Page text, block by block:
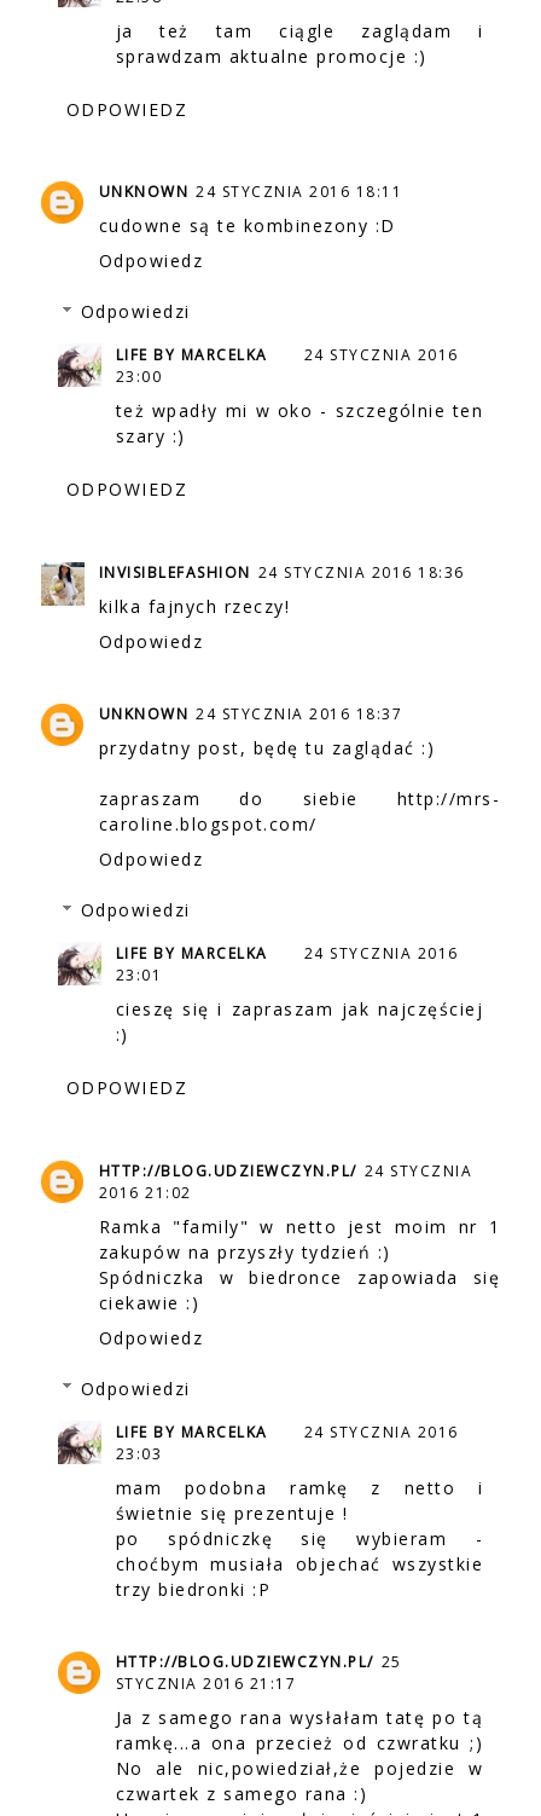
ja też tam ciągle zaglądam i
sprawdzam aktualne promocje :)
ODPOWIEDZ
UNKNOWN 24 STYCZNIA 2016 18:11
cudowne są te kombinezony :D
Odpowiedz
Odpowiedzi
LIFE BY MARCELKA
24 STYCZNIA 2016
23:00
też wpadły mi w oko - szczególnie ten
szary :)
ODPOWIEDZ
INVISIBLEFASHION 24 STYCZNIA 2016 18:36
kilka fajnych rzeczy!
Odpowiedz
UNKNOWN 24 STYCZNIA 2016 18:37
przydatny post, będę tu zaglądać :)
zapraszam do siebie http://mrs-
caroline.blogspot.com/
Odpowiedz
Odpowiedzi
LIFE BY MARCELKA
24 STYCZNIA 2016
23:01
cieszę się i zapraszam jak najczęściej
:)
ODPOWIEDZ
HTTP://BLOG.UDZIEWCZYN.PL/ 24 STYCZNIA
2016 21:02
Ramka "family" w netto jest moim nr 1
zakupów na przyszły tydzień :)
Spódniczka w biedronce zapowiada się
ciekawie :)
Odpowiedz
Odpowiedzi
LIFE BY MARCELKA
24 STYCZNIA 2016
23:03
mam podobna ramkę z netto i
świetnie się prezentuje !
po spódniczkę się wybieram -
choćbym musiała objechać wszystkie
trzy biedronki :P
HTTP://BLOG.UDZIEWCZYN.PL/ 25
STYCZNIA 2016 21:17
Ja z samego rana wysłałam tatę po tą
ramkę...a ona przecież od czwratku ;)
No ale nic,powiedział,że pojedzie w
czwartek z samego rana :)